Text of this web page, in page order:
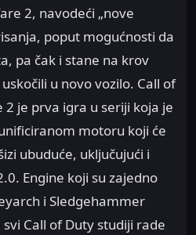
2, navodeći „nove
poput mogućnosti da
pa čak i stane na krov
u novo vozilo. Call of
je prva igra u seriji koja je
motoru koji će
ubuduće, uključujući i
Engine koji su zajedno
i Sledgehammer
Call of Duty studiji rade